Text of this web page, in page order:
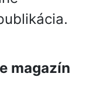
magazín